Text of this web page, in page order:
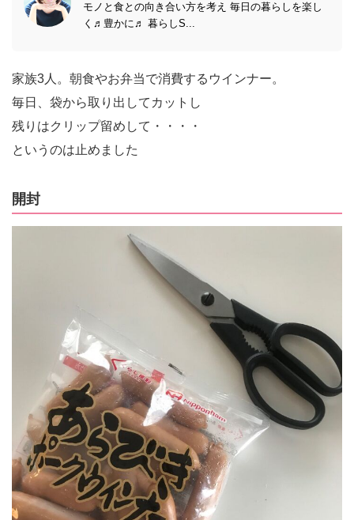
モノと食との向き合い方を考え 毎日の暮らしを楽し
く♬豊かに♬ 暮らしS...
家族3人。朝食やお弁当で消費するウインナー。
毎日、袋から取り出してカットし
残りはクリップ留めして・・・・
というのは止めました
開封